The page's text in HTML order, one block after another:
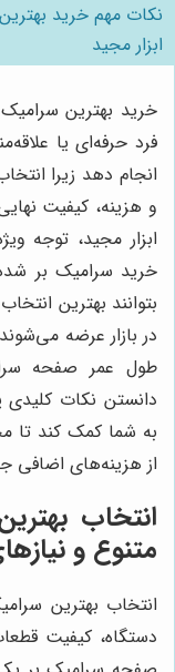
نکات مهم خرید
ابزار مجید
خرید بهترین
فرد حرفه‌ای یا
انجام دهد زیرا
و هزینه، کیفیت
ابزار مجید، توجه
خرید سرامیک بر
بتوانند بهترین
در بازار عرضه
طول عمر صفحه
دانستن نکات
به شما کمک کند تا
از هزینه‌های اضافی
انتخاب
متنوع و
انتخاب بهترین
دستگاه، کیفیت